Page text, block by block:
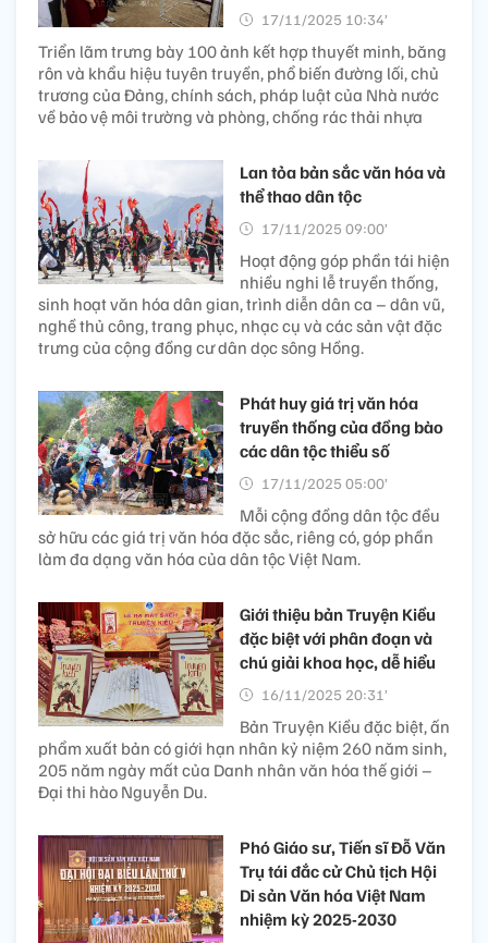
17/11/2025 10:34’
Triển lãm trưng bày 100 ảnh kết hợp thuyết minh, băng
rôn và khẩu hiệu tuyên truyền, phổ biến đường lối, chủ
trương của Đảng, chính sách, pháp luật của Nhà nước
về bảo vệ môi trường và phòng, chống rác thải nhựa
Lan tỏa bản sắc văn hóa và
thể thao dân tộc
17/11/2025 09:00’
Hoạt động góp phần tái hiện
nhiều nghi lễ truyền thống,
sinh hoạt văn hóa dân gian, trình diễn dân ca – dân vũ,
nghề thủ công, trang phục, nhạc cụ và các sản vật đặc
trưng của cộng đồng cư dân dọc sông Hồng.
Phát huy giá trị văn hóa
truyền thống của đồng bào
các dân tộc thiểu số
17/11/2025 05:00’
Mỗi cộng đồng dân tộc đều
sở hữu các giá trị văn hóa đặc sắc, riêng có, góp phần
làm đa dạng văn hóa của dân tộc Việt Nam.
Giới thiệu bản Truyện Kiều
đặc biệt với phân đoạn và
chú giải khoa học, dễ hiểu
16/11/2025 20:31’
Bản Truyện Kiều đặc biệt, ấn
phẩm xuất bản có giới hạn nhân kỷ niệm 260 năm sinh,
205 năm ngày mất của Danh nhân văn hóa thế giới –
Đại thi hào Nguyễn Du.
Phó Giáo sư, Tiến sĩ Đỗ Văn
Trụ tái đắc cử Chủ tịch Hội
Di sản Văn hóa Việt Nam
nhiệm kỳ 2025-2030